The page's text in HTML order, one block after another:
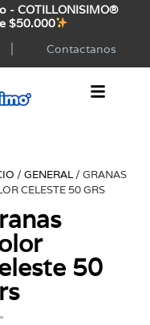
- COTILLONISIMO®
$50.000
Contactanos
/GENERAL/ GRANAS
CELESTE 50 GRS
50